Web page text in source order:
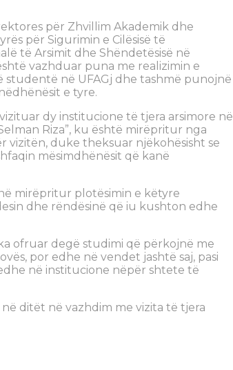
për Zhvillim Akademik dhe
për Sigurimin e Cilësisë të
të Arsimit dhe Shëndetësisë në
vazhduar puna me realizimin e
në UFAGj dhe tashmë punojnë
e tyre.
dy institucione të tjera arsimore në
Riza”, ku është mirëpritur nga
duke theksuar njëkohësisht se
mësimdhënësit që kanë
mirëpritur plotësimin e këtyre
dhe rëndësinë që iu kushton edhe
ofruar degë studimi që përkojnë me
por edhe në vendet jashtë saj, pasi
në institucione nëpër shtete të
ditët në vazhdim me vizita të tjera